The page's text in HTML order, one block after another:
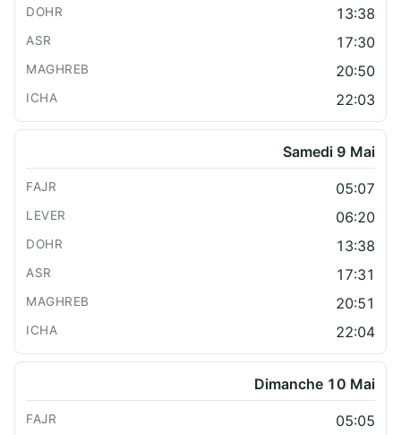
13:38
17:30
20:50
22:03
Samedi 9 Mai
05:07
06:20
13:38
17:31
20:51
22:04
Dimanche 10 Mai
05:05